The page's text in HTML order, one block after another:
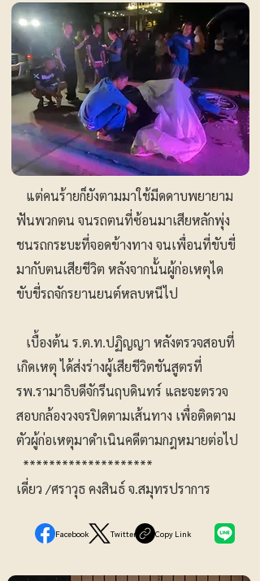
แต่คนร้ายก็ยังตามมาใช้มีดดาบพยายาม
ฟันพวกตน จนรถตนที่ซ้อนมาเสียหลักพุ่ง
ชนรถกระบะที่จอดข้างทาง จนเพื่อนที่ขับขี่
มากับตนเสียชีวิต หลังจากนั้นผู้ก่อเหตุได
ขับขี่รถจักรยานยนต์หลบหนีไป
เบื้องต้น ร.ต.ท.ปฏิญญา หลังตรวจสอบที่
เกิดเหตุ ได้ส่งร่างผู้เสียชีวิตชันสูตรที่
รพ.รามาธิบดีจักรีนฤบดินทร์ และจะตรวจ
สอบกล้องวงจรปิดตามเส้นทาง เพื่อติดตาม
ตัวผู้ก่อเหตุมาดำเนินคดีตามกฎหมายต่อไป
********************
เดี่ยว /ศราวุธ คงสินธ์ จ.สมุทรปราการ
Facebook Twitter Copy Link